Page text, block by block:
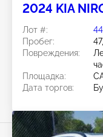
2024 KIA
Лот #:
Пробег:
Повреждения:
Площадка:
Дата торгов: